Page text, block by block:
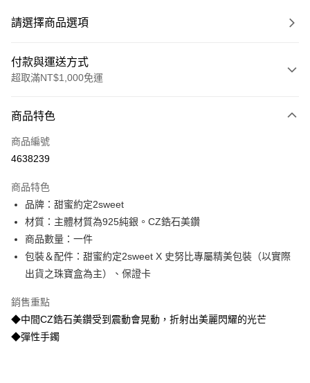
請選擇商品選項
付款與運送方式
超取滿NT$1,000免運
信用卡一次付款
信用卡分期付款
合作金庫商業銀行
華南商業銀行
上海商業儲蓄銀行
台北富邦商業銀行
國泰世華商業銀行
臺灣中小企業銀行
台中商業銀行
匯豐（台灣）商業銀行
聯邦商業銀行
元大商業銀行
台新國際商業銀行
中國信託商業銀行
台灣樂天信用卡公司
6 期 0 利率 每期
華南商業銀行
彰化商業銀行
上海商業儲蓄銀行
國泰世華商業銀行
兆豐國際商業銀行
臺灣中小企業銀行
聯邦商業銀行
元大商業銀行
永豐商業銀行
玉山商業銀行
超商取貨付款
LINE Pay
Apple Pay
街口支付
悠遊付
商品特色
商品編號
4638239
商品特色
品牌：甜蜜約定2sweet
材質：主體材質為925純銀。CZ鋯石美鑽
商品數量：一件
包裝＆配件：甜蜜約定2sweet X 史努比專屬精美包裝（以實際
出貨之珠寶盒為主）、保證卡
銷售重點
◆中間CZ鋯石美鑽受到震動會晃動，折射出美麗閃耀的光芒
◆彈性手鐲